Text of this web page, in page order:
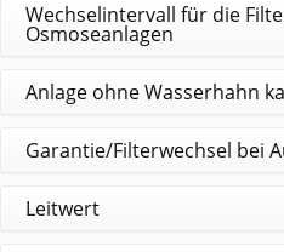
Wechselintervall für die
Osmoseanlagen
Anlage ohne Wasserhahn
Garantie/Filterwechsel bei
Leitwert